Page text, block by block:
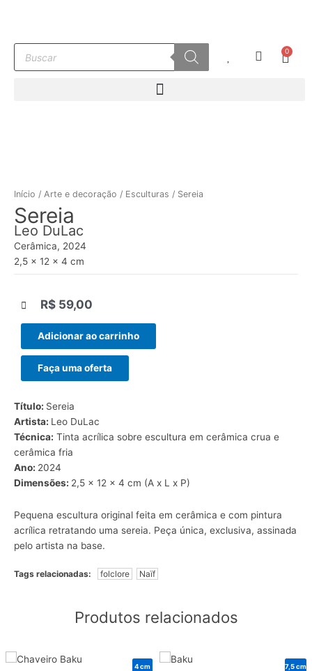
conteúdo
Pesquisar
produtos
0
Início / Arte e decoração / Esculturas / Sereia
Sereia
Leo DuLac
Cerâmica, 2024
2,5 x 12 x 4 cm
R$ 59,00
Adicionar ao carrinho
Faça uma oferta
Título: Sereia
Artista: Leo DuLac
Técnica: Tinta acrílica sobre escultura em cerâmica crua e
cerâmica fria
Ano: 2024
Dimensões: 2,5 x 12 x 4 cm (A x L x P)
Pequena escultura original feita em cerâmica e com pintura
acrílica retratando uma sereia. Peça única, exclusiva, assinada
pelo artista na base.
Tags relacionadas: folclore Naïf
Produtos relacionados
4 cm 7,5 cm